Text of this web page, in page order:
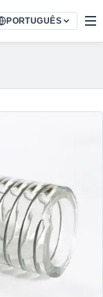
PORTUGUÊS